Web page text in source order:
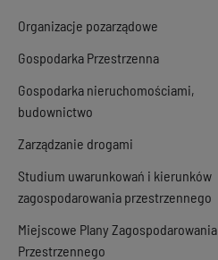
Organizacje pozarządowe
Gospodarka Przestrzenna
Gospodarka nieruchomościami,
budownictwo
Zarządzanie drogami
Studium uwarunkowań i kierunków
zagospodarowania przestrzennego
Miejscowe Plany Zagospodarowania
Przestrzennego